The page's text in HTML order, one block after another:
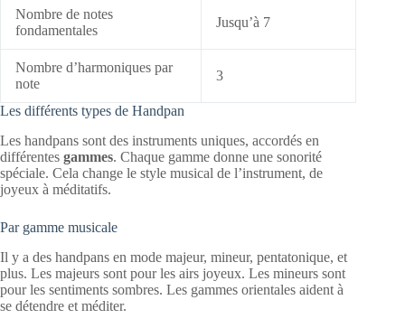
Nombre de notes
fondamentales
Jusqu’à 7
Nombre d’harmoniques par
note
3
Les différents types de Handpan
Les handpans sont des instruments uniques, accordés en
différentes gammes. Chaque gamme donne une sonorité
spéciale. Cela change le style musical de l’instrument, de
joyeux à méditatifs.
Par gamme musicale
Il y a des handpans en mode majeur, mineur, pentatonique, et
plus. Les majeurs sont pour les airs joyeux. Les mineurs sont
pour les sentiments sombres. Les gammes orientales aident à
se détendre et méditer.